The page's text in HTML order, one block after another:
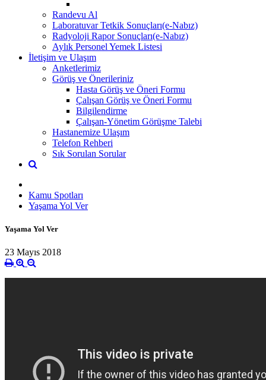
Randevu Al
Laboratuvar Tetkik Sonuçları(e-Nabız)
Radyoloji Rapor Sonuçları(e-Nabız)
Aylık Personel Yemek Listesi
İletişim ve Ulaşım
Anketlerimiz
Görüş ve Önerileriniz
Hasta Görüş ve Öneri Formu
Çalışan Görüş ve Öneri Formu
Bilgilendirme
Çalışan-Yönetim Görüşme Talebi
Hastanemize Ulaşım
Telefon Rehberi
Sık Sorulan Sorular
Kamu Spotları
Yaşama Yol Ver
Yaşama Yol Ver
23 Mayıs 2018